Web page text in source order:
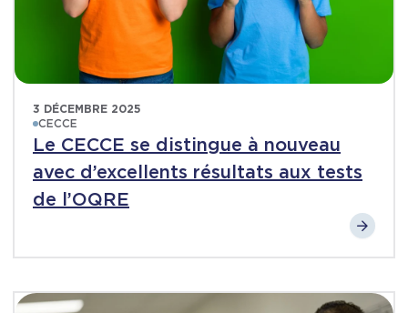
3 DÉCEMBRE 2025
CECCE
Le CECCE se distingue à nouveau
avec d’excellents résultats aux tests
de l’OQRE